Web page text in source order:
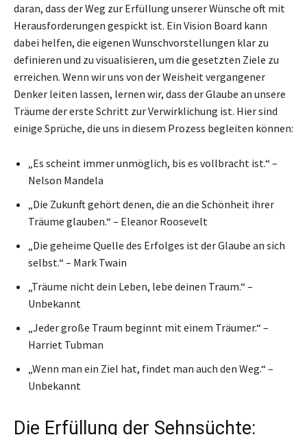
daran, dass der Weg zur Erfüllung unserer Wünsche oft mit
Herausforderungen gespickt ist. Ein Vision Board kann
dabei helfen, die eigenen Wunschvorstellungen klar zu
definieren und zu visualisieren, um die gesetzten Ziele zu
erreichen. Wenn wir uns von der Weisheit vergangener
Denker leiten lassen, lernen wir, dass der Glaube an unsere
Träume der erste Schritt zur Verwirklichung ist. Hier sind
einige Sprüche, die uns in diesem Prozess begleiten können:
„Es scheint immer unmöglich, bis es vollbracht ist.“ –
Nelson Mandela
„Die Zukunft gehört denen, die an die Schönheit ihrer
Träume glauben.“ – Eleanor Roosevelt
„Die geheime Quelle des Erfolges ist der Glaube an sich
selbst.“ – Mark Twain
„Träume nicht dein Leben, lebe deinen Traum.“ –
Unbekannt
„Jeder große Traum beginnt mit einem Träumer.“ –
Harriet Tubman
„Wenn man ein Ziel hat, findet man auch den Weg.“ –
Unbekannt
Die Erfüllung der Sehnsüchte: